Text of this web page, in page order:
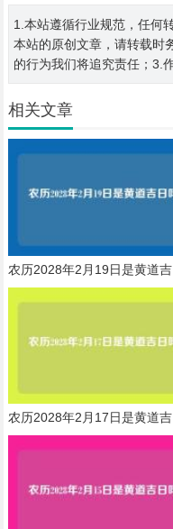
1.本站遵循行业规范，任何
本站的原创文章，请转载时
的行为我们将追究责任；3.
相关文章
农历2028年2月19日是黄道
农历2028年2月17日是黄道